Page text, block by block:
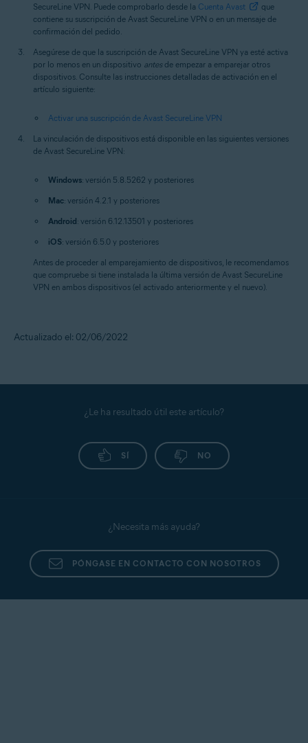
SecureLine VPN. Puede comprobarlo desde la Cuenta Avast
que
contiene su suscripción de Avast SecureLine VPN o en un mensaje de
confirmación del pedido.
Asegúrese de que la suscripción de Avast SecureLine VPN ya esté activa
por lo menos en un dispositivo antesde empezar a emparejar otros
dispositivos. Consulte las instrucciones detalladas de activación en el
artículo siguiente:
Activar una suscripción de Avast SecureLine VPN
La vinculación de dispositivos está disponible en las siguientes versiones
de Avast SecureLine VPN:
Windows: versión 5.8.5262 y posteriores
Mac: versión 4.2.1 y posteriores
Android: versión 6.12.13501 y posteriores
iOS: versión 6.5.0 y posteriores
Antes de proceder al emparejamiento de dispositivos, le recomendamos
que compruebe si tiene instalada la última versión de Avast SecureLine
VPN en ambos dispositivos (el activado anteriormente y el nuevo).
Actualizado el: 02/06/2022
¿Le ha resultado útil este artículo?
SÍ NO
¿Necesita más ayuda?
PÓNGASE EN CONTACTO CON NOSOTROS